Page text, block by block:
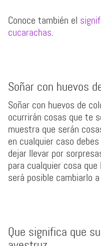
Conoce también el
cucarachas.
Soñar con huevos
Soñar con huevos de
ocurrirán cosas que te
muestra que serán
en cualquier caso
dejar llevar por
para cualquier cosa
será posible cambiarlo
Que significa que